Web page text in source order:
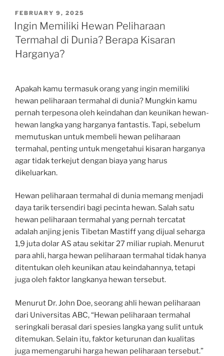
POSTED
ON
FEBRUARY 9, 2025
Ingin Memiliki Hewan Peliharaan
Termahal di Dunia? Berapa Kisaran
Harganya?
Apakah kamu termasuk orang yang ingin memiliki
hewan peliharaan termahal di dunia? Mungkin kamu
pernah terpesona oleh keindahan dan keunikan hewan-
hewan langka yang harganya fantastis. Tapi, sebelum
memutuskan untuk membeli hewan peliharaan
termahal, penting untuk mengetahui kisaran harganya
agar tidak terkejut dengan biaya yang harus
dikeluarkan.
Hewan peliharaan termahal di dunia memang menjadi
daya tarik tersendiri bagi pecinta hewan. Salah satu
hewan peliharaan termahal yang pernah tercatat
adalah anjing jenis Tibetan Mastiff yang dijual seharga
1,9 juta dolar AS atau sekitar 27 miliar rupiah. Menurut
para ahli, harga hewan peliharaan termahal tidak hanya
ditentukan oleh keunikan atau keindahannya, tetapi
juga oleh faktor langkanya hewan tersebut.
Menurut Dr. John Doe, seorang ahli hewan peliharaan
dari Universitas ABC, “Hewan peliharaan termahal
seringkali berasal dari spesies langka yang sulit untuk
ditemukan. Selain itu, faktor keturunan dan kualitas
juga memengaruhi harga hewan peliharaan tersebut.”